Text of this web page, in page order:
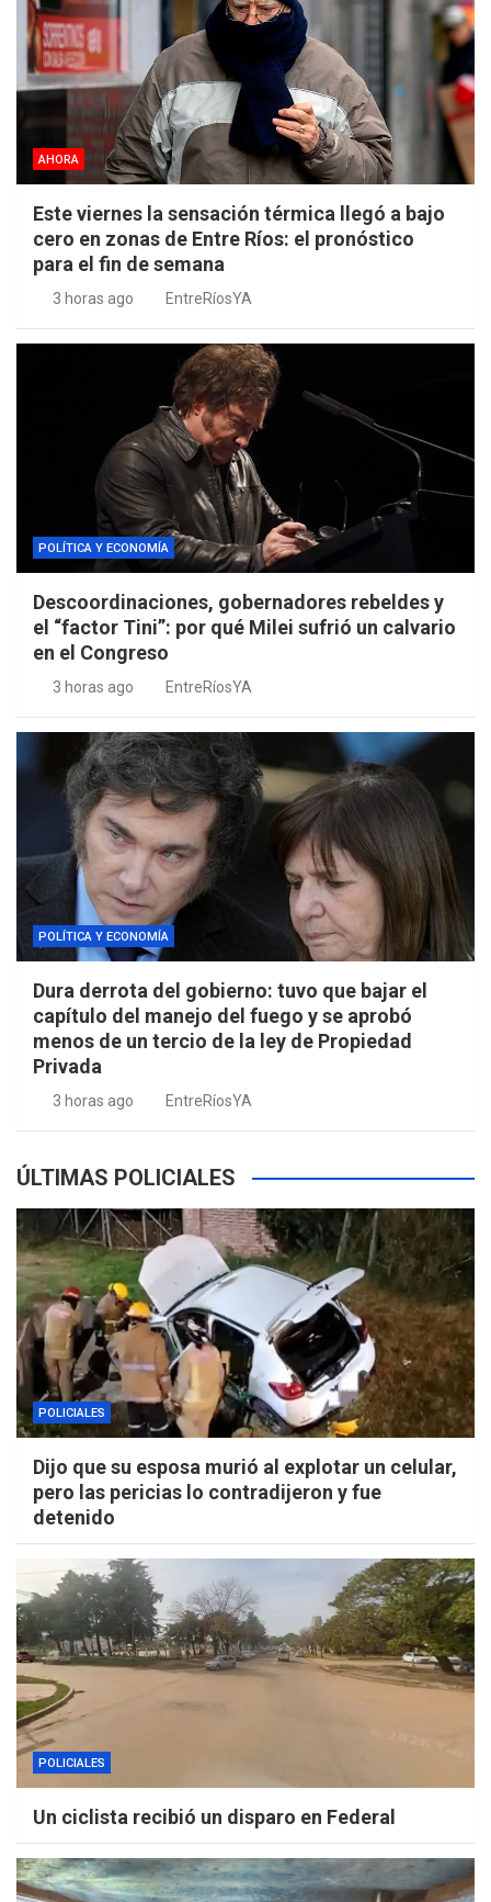
AHORA
Este viernes la sensación térmica llegó a bajo
cero en zonas de Entre Ríos: el pronóstico
para el fin de semana
3 horas ago EntreRíosYA
POLÍTICA Y ECONOMÍA
Descoordinaciones, gobernadores rebeldes y
el “factor Tini”: por qué Milei sufrió un calvario
en el Congreso
3 horas ago EntreRíosYA
POLÍTICA Y ECONOMÍA
Dura derrota del gobierno: tuvo que bajar el
capítulo del manejo del fuego y se aprobó
menos de un tercio de la ley de Propiedad
Privada
3 horas ago EntreRíosYA
ÚLTIMAS POLICIALES
POLICIALES
Dijo que su esposa murió al explotar un celular,
pero las pericias lo contradijeron y fue
detenido
POLICIALES
Un ciclista recibió un disparo en Federal